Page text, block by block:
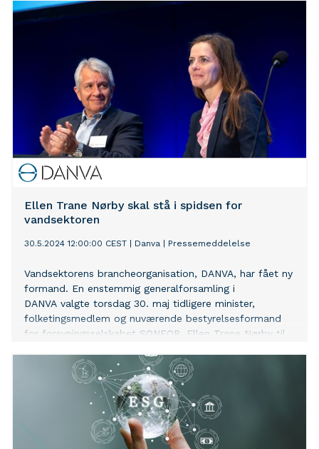
Ellen Trane Nørby skal stå i spidsen for
vandsektoren
30.5.2024 12:00:00 CEST Danva Pressemeddelelse
Vandsektorens brancheorganisation, DANVA, har fået ny
formand. En enstemmig generalforsamling i
DANVA valgte torsdag 30. maj tidligere minister,
folketingsmedlem og nuværende bestyrelsesformand
for forsyningsselskabet SONFOR, Ellen Trane Nørby til
interesserne for landets vand- og spildevandsselskaber.